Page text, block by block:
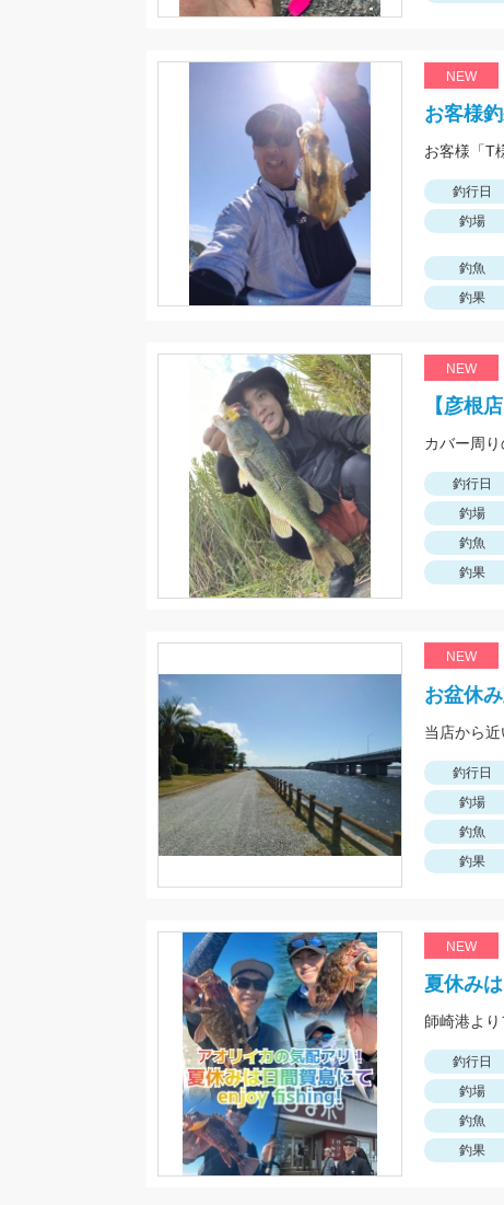
NEW
お客様
釣行日
釣場
釣魚
釣果
NEW
【彦根
カバー周
釣行日
釣場
釣魚
釣果
NEW
お盆休
釣行日
釣場
釣魚
釣果
NEW
夏休み
釣行日
釣場
釣魚
釣果